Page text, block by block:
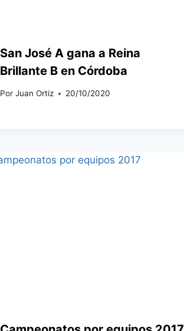
San José A gana a Reina
Brillante B en Córdoba
Por Juan Ortiz 20/10/2020